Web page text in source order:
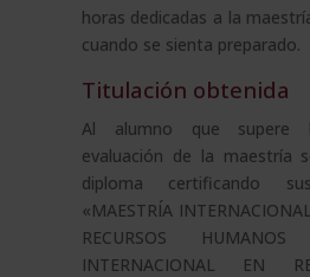
horas dedicadas a la
cuando se sienta preparado.
Titulación obtenida
Al alumno que supere
evaluación de la maestría
diploma certificando
«MAESTRÍA
RECURSOS
INTERNACIONAL EN